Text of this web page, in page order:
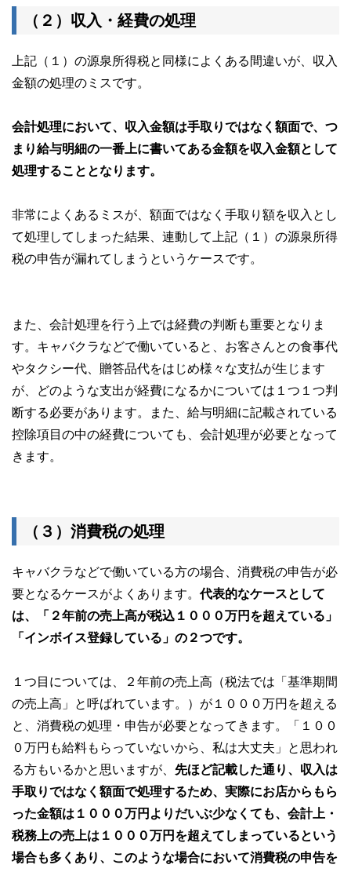
（２）収入・経費の処理
上記（１）の源泉所得税と同様によくある間違いが、収入
金額の処理のミスです。
会計処理において、収入金額は手取りではなく額面で、つ
まり給与明細の一番上に書いてある金額を収入金額として
処理することとなります。
非常によくあるミスが、額面ではなく手取り額を収入とし
て処理してしまった結果、連動して上記（１）の源泉所得
税の申告が漏れてしまうというケースです。
また、会計処理を行う上では経費の判断も重要となりま
す。キャバクラなどで働いていると、お客さんとの食事代
やタクシー代、贈答品代をはじめ様々な支払が生じます
が、どのような支出が経費になるかについては１つ１つ判
断する必要があります。また、給与明細に記載されている
控除項目の中の経費についても、会計処理が必要となって
きます。
（３）消費税の処理
キャバクラなどで働いている方の場合、消費税の申告が必
要となるケースがよくあります。代表的なケースとして
は、「２年前の売上高が税込１０００万円を超えている」
「インボイス登録している」の２つです。
１つ目については、２年前の売上高（税法では「基準期間
の売上高」と呼ばれています。）が１０００万円を超える
と、消費税の処理・申告が必要となってきます。「１００
０万円も給料もらっていないから、私は大丈夫」と思われ
る方もいるかと思いますが、 先ほど記載した通り、収入は
手取りではなく額面で処理するため、実際にお店からもら
った金額は１０００万円よりだいぶ少なくても、会計上・
税務上の売上は１０００万円を超えてしまっているという
場合も多くあり、このような場合において消費税の申告を